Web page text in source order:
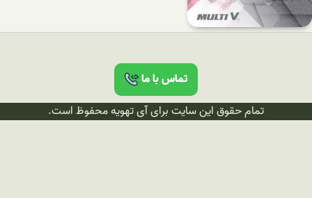
تماس با ما
تمام حقوق این سایت برای آی تهویه محفوظ است.